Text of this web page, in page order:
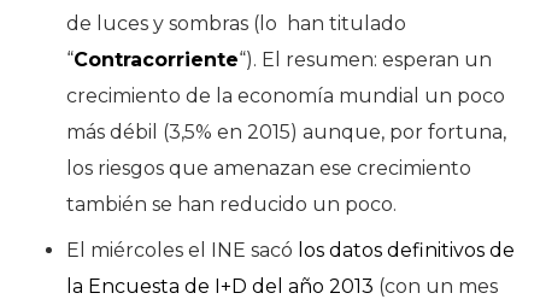
de luces y sombras (lo han titulado
“Contracorriente“). El resumen: esperan un
crecimiento de la economía mundial un poco
más débil (3,5% en 2015) aunque, por fortuna,
los riesgos que amenazan ese crecimiento
también se han reducido un poco.
El miércoles el INE sacó los datos definitivos de
la Encuesta de I+D del año 2013 (con un mes